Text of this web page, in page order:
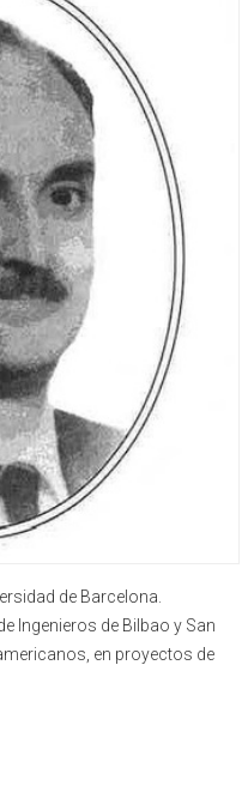
de Barcelona.
Ingenieros de Bilbao y San
en proyectos de